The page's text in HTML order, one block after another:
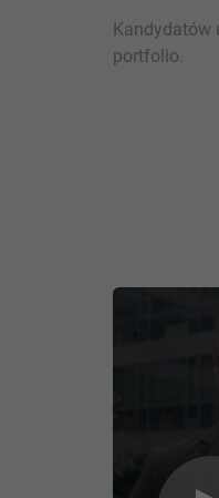
Kandydatów
portfolio.